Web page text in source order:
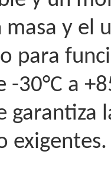
masa y el
para
30°C a
exigentes.